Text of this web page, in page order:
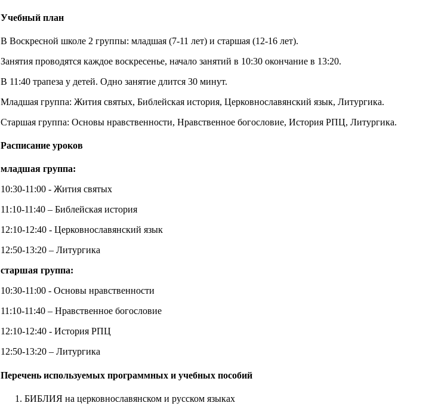
Учебный план
В Воскресной школе 2 группы: младшая (7-11 лет) и старшая (12-16 лет).
Занятия проводятся каждое воскресенье, начало занятий в 10:30 окончание в 13:20.
В 11:40 трапеза у детей. Одно занятие длится 30 минут.
Младшая группа: Жития святых, Библейская история, Церковнославянский язык, Литургика.
Старшая группа: Основы нравственности, Нравственное богословие, История РПЦ, Литургика.
Расписание уроков
младшая группа:
10:30-11:00 - Жития святых
11:10-11:40 – Библейская история
12:10-12:40 - Церковнославянский язык
12:50-13:20 – Литургика
старшая группа:
10:30-11:00 - Основы нравственности
11:10-11:40 – Нравственное богословие
12:10-12:40 - История РПЦ
12:50-13:20 – Литургика
Перечень используемых программных и учебных пособий
БИБЛИЯ на церковнославянском и русском языках